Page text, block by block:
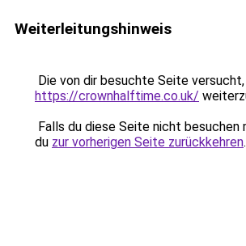
Weiterleitungshinweis
Die von dir besuchte Seite
https://crownhalftime.co.uk/
Falls du diese Seite nicht
du zur vorherigen Seite zurückkehren.